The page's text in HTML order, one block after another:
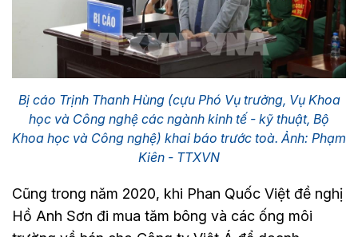
Bị cáo Trịnh Thanh Hùng (cựu Phó Vụ trưởng, Vụ Khoa
học và Công nghệ các ngành kinh tế - kỹ thuật, Bộ
Khoa học và Công nghệ) khai báo trước toà. Ảnh: Phạm
Kiên - TTXVN
Cũng trong năm 2020, khi Phan Quốc Việt đề nghị
Hồ Anh Sơn đi mua tăm bông và các ống môi